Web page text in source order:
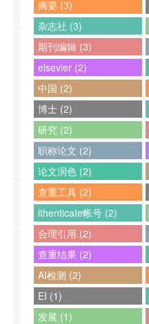
摘要 (3)
杂志社 (3)
期刊编辑 (3)
elsevier (2)
中国 (2)
博士 (2)
研究 (2)
职称论文 (2)
论文润色 (2)
查重工具 (2)
ithenticate帐号 (2)
合理引用 (2)
查重结果 (2)
AI检测 (2)
EI (1)
发展 (1)